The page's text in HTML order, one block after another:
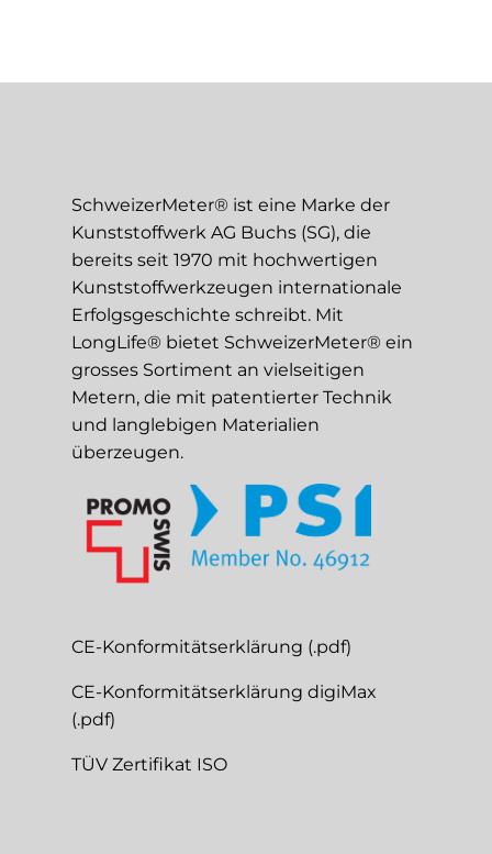
SchweizerMeter® ist eine Marke der
Kunststoffwerk AG Buchs (SG), die
bereits seit 1970 mit hochwertigen
Kunststoffwerkzeugen internationale
Erfolgsgeschichte schreibt. Mit
LongLife® bietet SchweizerMeter® ein
grosses Sortiment an vielseitigen
Metern, die mit patentierter Technik
und langlebigen Materialien
überzeugen.
CE-Konformitätserklärung (.pdf)
CE-Konformitätserklärung digiMax
(.pdf)
TÜV Zertifikat ISO